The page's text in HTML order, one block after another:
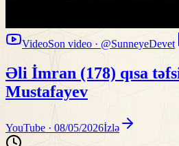
VideoSon video · @SunneyeDevet
Əli İmran (178) qısa
Mustafayev
YouTube · 08/05/2026İzlə